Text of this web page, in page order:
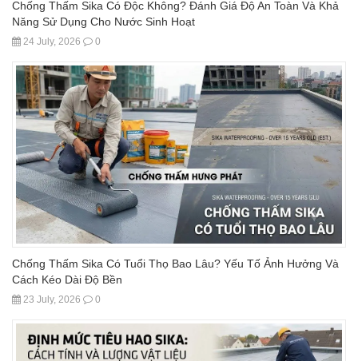
Chống Thấm Sika Có Độc Không? Đánh Giá Độ An Toàn Và Khả
Năng Sử Dụng Cho Nước Sinh Hoạt
24 July, 2026 0
Chống Thấm Sika Có Tuổi Thọ Bao Lâu? Yếu Tố Ảnh Hưởng Và
Cách Kéo Dài Độ Bền
23 July, 2026 0